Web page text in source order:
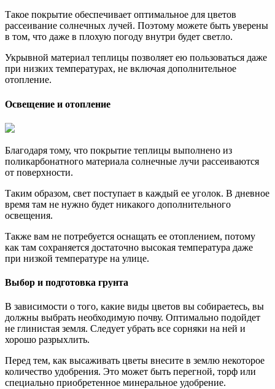
Такое покрытие обеспечивает оптимальное для цветов
рассеивание солнечных лучей. Поэтому можете быть уверены
в том, что даже в плохую погоду внутри будет светло.
Укрывной материал теплицы позволяет ею пользоваться даже
при низких температурах, не включая дополнительное
отопление.
Освещение и отопление
Благодаря тому, что покрытие теплицы выполнено из
поликарбонатного материала солнечные лучи рассеиваются
от поверхности.
Таким образом, свет поступает в каждый ее уголок. В дневное
время там не нужно будет никакого дополнительного
освещения.
Также вам не потребуется оснащать ее отоплением, потому
как там сохраняется достаточно высокая температура даже
при низкой температуре на улице.
Выбор и подготовка грунта
В зависимости о того, какие виды цветов вы собираетесь, вы
должны выбрать необходимую почву. Оптимально подойдет
не глинистая земля. Следует убрать все сорняки на ней и
хорошо разрыхлить.
Перед тем, как высаживать цветы внесите в землю некоторое
количество удобрения. Это может быть перегной, торф или
специально приобретенное минеральное удобрение.